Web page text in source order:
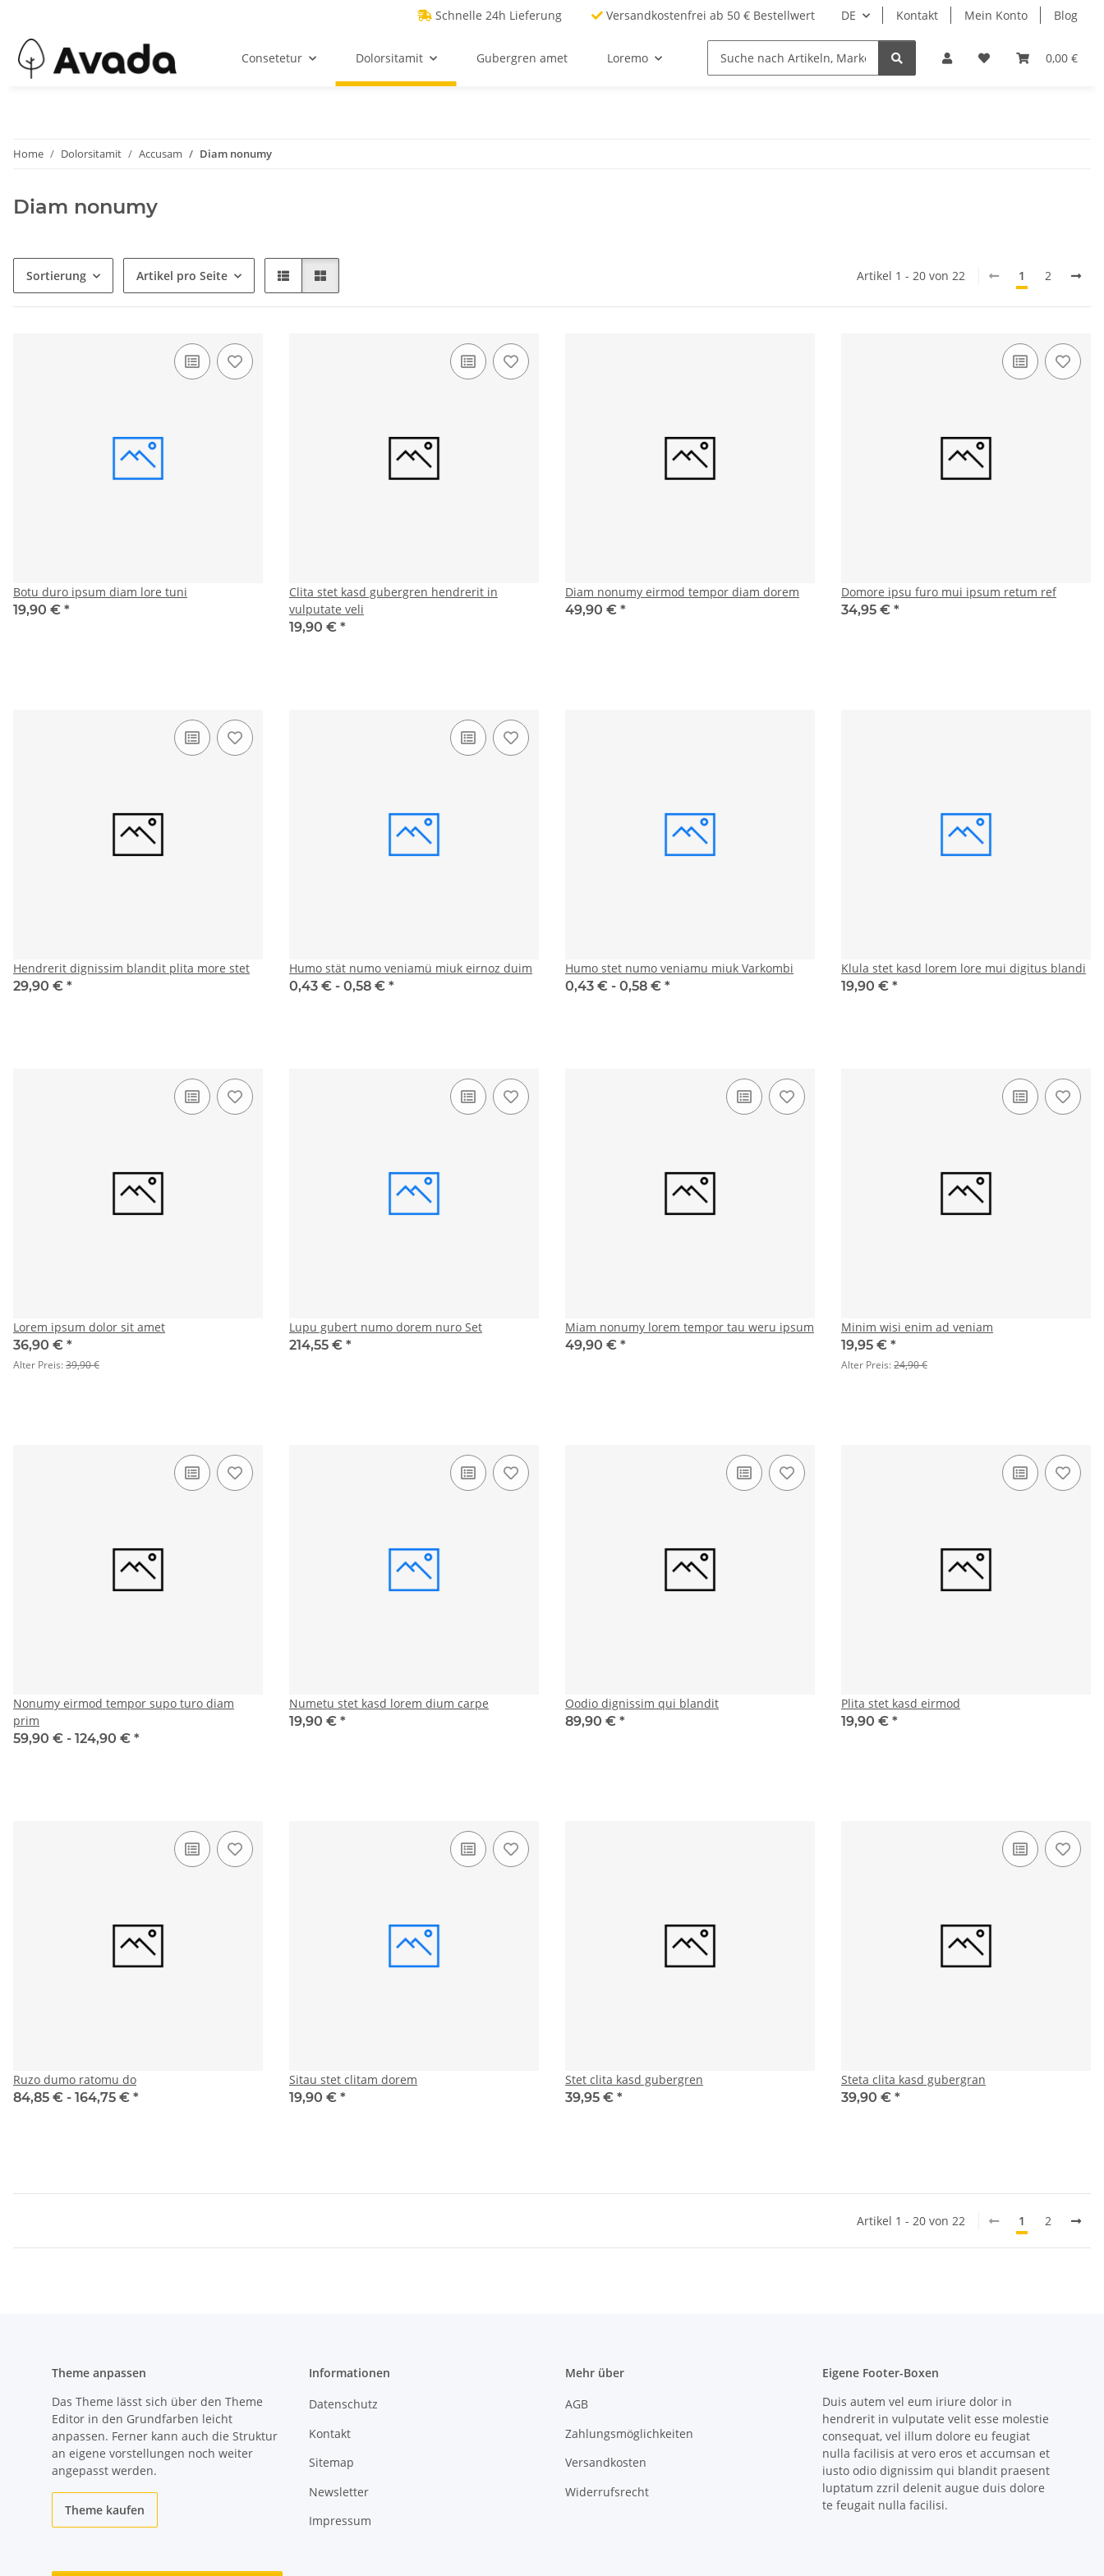
DE Kontakt Mein Konto Blog
Schnelle 24h Lieferung Versandkostenfrei ab 50 € Bestellwert
0,00 €
Consetetur Dolorsitamit Gubergren amet Loremo
Home Dolorsitamit Accusam Diam nonumy
Diam nonumy
Sortierung Artikel pro Seite Artikel 1 - 20 von 22 1 2
Botu duro ipsum diam lore tuni
19,90 € *
Clita stet kasd gubergren hendrerit in
vulputate veli
19,90 € *
Diam nonumy eirmod tempor diam dorem
49,90 € *
Domore ipsu furo mui ipsum retum ref
34,95 € *
Hendrerit dignissim blandit plita more stet
29,90 € *
Humo stät numo veniamü miuk eirnoz duim
0,43 € - 0,58 € *
Humo stet numo veniamu miuk Varkombi
0,43 € - 0,58 € *
Klula stet kasd lorem lore mui digitus blandi
19,90 € *
Lorem ipsum dolor sit amet
36,90 € *
Alter Preis:39,90 €
Lupu gubert numo dorem nuro Set
214,55 € *
Miam nonumy lorem tempor tau weru ipsum
49,90 € *
Minim wisi enim ad veniam
19,95 € *
Alter Preis:24,90 €
Nonumy eirmod tempor supo turo diam
prim
59,90 € - 124,90 € *
Numetu stet kasd lorem dium carpe
19,90 € *
Oodio dignissim qui blandit
89,90 € *
Plita stet kasd eirmod
19,90 € *
Ruzo dumo ratomu do
84,85 € - 164,75 € *
Sitau stet clitam dorem
19,90 € *
Stet clita kasd gubergren
39,95 € *
Steta clita kasd gubergran
39,90 € *
Artikel 1 - 20 von 22 1 2
Theme anpassen
Das Theme lässt sich über den Theme
Editor in den Grundfarben leicht
anpassen. Ferner kann auch die Struktur
an eigene vorstellungen noch weiter
angepasst werden.
Theme kaufen
Informationen
Datenschutz
Kontakt
Sitemap
Newsletter
Impressum
Mehr über
AGB
Zahlungsmöglichkeiten
Versandkosten
Widerrufsrecht
Eigene Footer-Boxen
Duis autem vel eum iriure dolor in
hendrerit in vulputate velit esse molestie
consequat, vel illum dolore eu feugiat
nulla facilisis at vero eros et accumsan et
iusto odio dignissim qui blandit praesent
luptatum zzril delenit augue duis dolore
te feugait nulla facilisi.